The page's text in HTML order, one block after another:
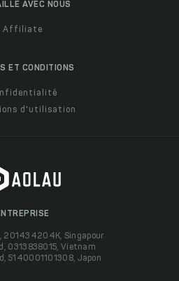
AVEC NOUS
Affiliate
ET CONDITIONS
d'utilisation
201434204K, Singapour
0313838015, Vietnam
5140001101308, Japon